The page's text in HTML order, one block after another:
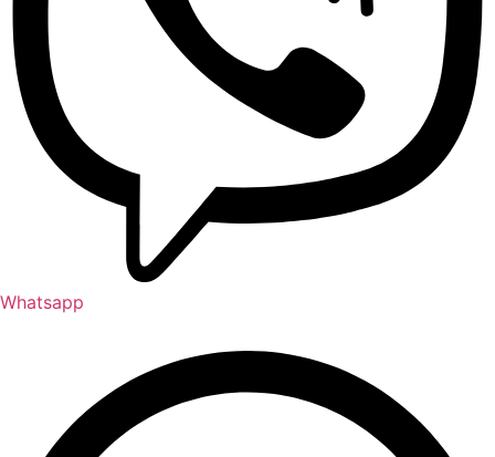
Whatsapp